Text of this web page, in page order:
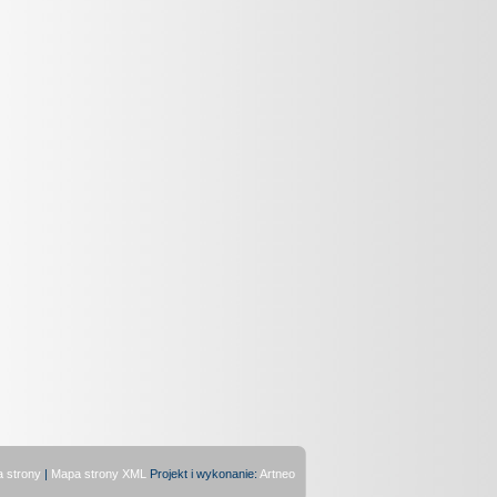
strony Mapa strony XML Projekt i wykonanie: Artneo